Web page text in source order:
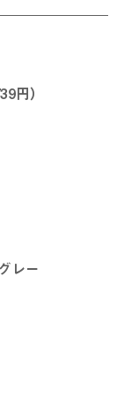
円）
レー